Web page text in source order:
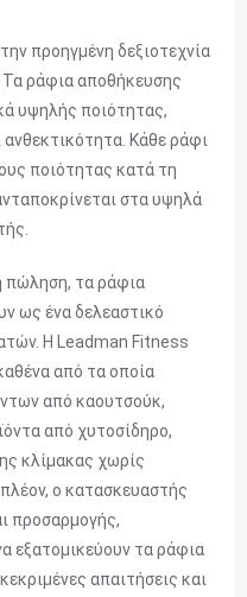
προηγμένη δεξιοτεχνία
Τα ράφια αποθήκευσης
υψηλής ποιότητας,
Κάθε ράφι
ποιότητας κατά τη
στα υψηλά
πώληση, τα ράφια
ως ένα δελεαστικό
Η Leadman Fitness
από τα οποία
από καουτσούκ,
από χυτοσίδηρο,
κλίμακας χωρίς
ο κατασκευαστής
προσαρμογής,
εξατομικεύουν τα ράφια
απαιτήσεις και